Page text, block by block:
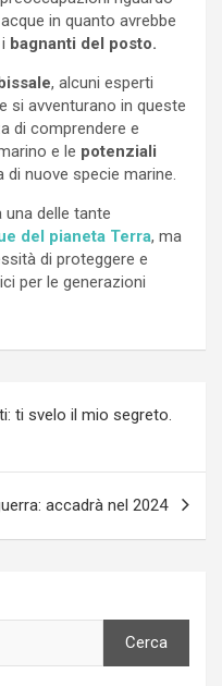
in quanto avrebbe
bagnanti del posto.
, alcuni esperti
si avventurano in queste
di comprendere e
e le potenziali
di nuove specie marine.
delle tante
del pianeta Terra, ma
di proteggere e
per le generazioni
ti svelo il mio segreto.
accadrà nel 2024
Cerca